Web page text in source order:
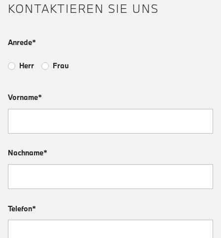
KONTAKTIEREN SIE UNS
Anrede*
Herr Frau
Vorname*
Nachname*
Telefon*